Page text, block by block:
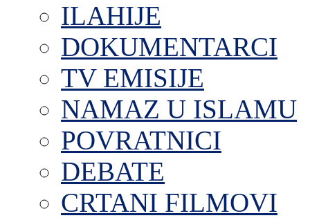
ILAHIJE
DOKUMENTARCI
TV EMISIJE
NAMAZ U ISLAMU
POVRATNICI
DEBATE
CRTANI FILMOVI